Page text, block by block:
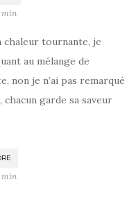
min
chaleur tournante, je
au mélange de
non je n’ai pas remarqué
garde sa saveur
min